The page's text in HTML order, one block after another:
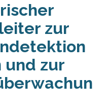
zur
und zur